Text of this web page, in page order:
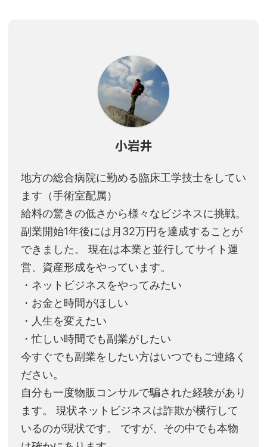
小岩井
地方の総合病院に勤める臨床工学技士をしてい
ます（手術室配属）
給料の驚きの低さから様々なビジネスに挑戦。
副業開始1年後には月32万円を達成することが
できました。 現在は本業と並行してサイト運
営、資産形成をやっています。
・ネットビジネスをやってみたい
・お金と時間がほしい
・人生を変えたい
・忙しい時間でも副業がしたい
今すぐでも副業をしたい方はいつでもご連絡く
ださい。
自分も一度物販コンサルで騙された経験があり
ます。 現状ネットビジネスは詐欺が横行して
いるのが現状です。 ですが、その中でも本物